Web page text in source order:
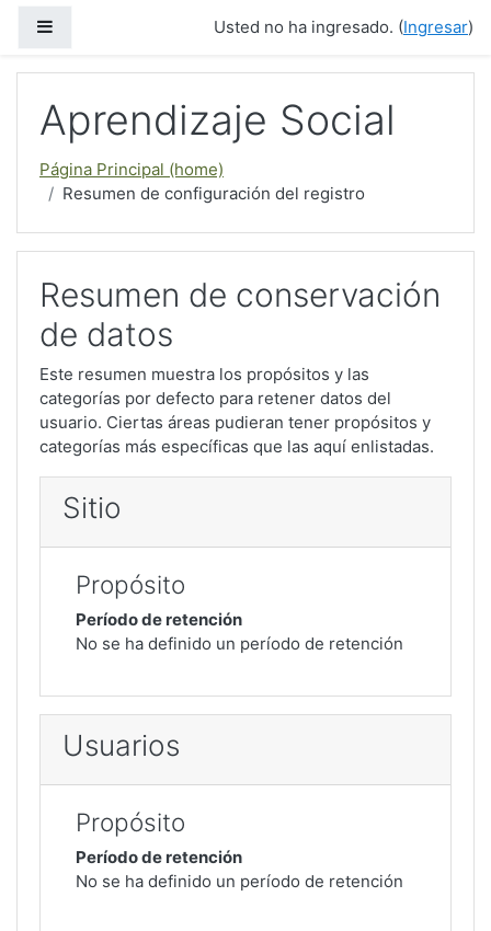
Usted no ha ingresado. (Ingresar)
Aprendizaje Social
Página Principal (home)
Resumen de configuración del registro
Resumen de conservación
de datos
Este resumen muestra los propósitos y las
categorías por defecto para retener datos del
usuario. Ciertas áreas pudieran tener propósitos y
categorías más específicas que las aquí enlistadas.
Sitio
Propósito
Período de retención
No se ha definido un período de retención
Usuarios
Propósito
Período de retención
No se ha definido un período de retención